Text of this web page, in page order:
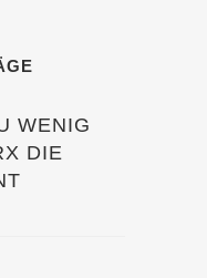
WENIG
DIE